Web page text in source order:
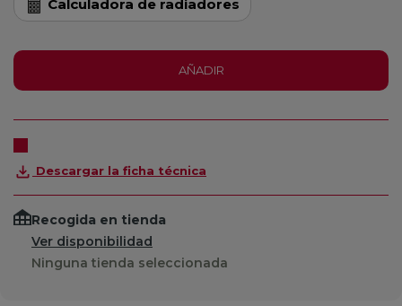
Calculadora de radiadores
AÑADIR
Descargar la ficha técnica
Recogida en tienda
Ver disponibilidad
Ninguna tienda seleccionada